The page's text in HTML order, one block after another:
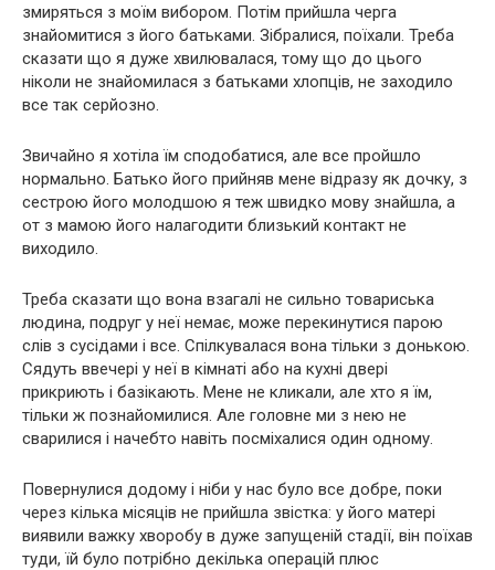
змиряться з моїм вибором. Потім прийшла черга
знайомитися з його батьками. Зібралися, поїхали. Треба
сказати що я дуже хвилювалася, тому що до цього
ніколи не знайомилася з батьками хлопців, не заходило
все так серйозно.
Звичайно я хотіла їм сподобатися, але все пройшло
нормально. Батько його прийняв мене відразу як дочку, з
сестрою його молодшою я теж швидко мову знайшла, а
от з мамою його налагодити близький контакт не
виходило.
Треба сказати що вона взагалі не сильно товариська
людина, подруг у неї немає, може перекинутися парою
слів з сусідами і все. Спілкувалася вона тільки з донькою.
Сядуть ввечері у неї в кімнаті або на кухні двері
прикриють і базікають. Мене не кликали, але хто я їм,
тільки ж познайомилися. Але головне ми з нею не
сварилися і начебто навіть посміхалися один одному.
Повернулися додому і ніби у нас було все добре, поки
через кілька місяців не прийшла звістка: у його матері
виявили важку хворобу в дуже запущеній стадії, він поїхав
туди, їй було потрібно декілька операцій плюс